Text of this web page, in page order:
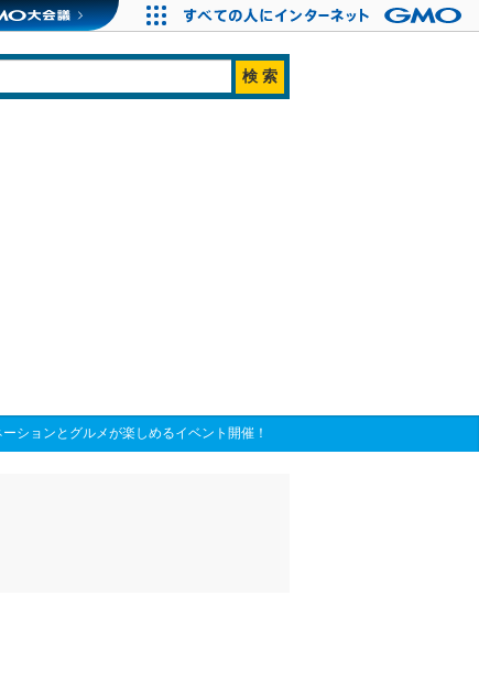
ションとグルメが楽しめるイベント開催！